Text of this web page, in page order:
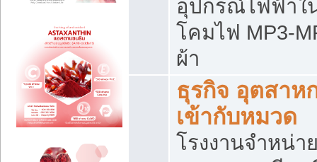
อุปกรณ์ไฟฟ้าใ
โคมไฟ MP3-
ผ้า
ธุรกิจ อุตสาห
เข้ากับหมวด
โรงงานจำหน่